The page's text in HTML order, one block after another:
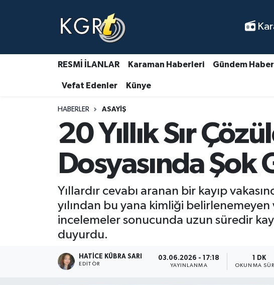
RESMİ İLANLAR Karaman Haberleri Gündem
Vefat Edenler Künye
HABERLER ASAYIŞ
20 Yıllık Sır
Dosyasında Şok
Yıllardır cevabı aranan bir kayıp
yılından bu yana kimliği
incelemeler sonucunda uzun süredir
duyurdu.
HATICE KÜBRA SARI
EDITÖR
03.06.2026 - 17:18
YAYINLANMA
1 DK
OKUNMA
Karaman Haberleri
Gündem Haberleri
Güncel Haberler
Asayiş Haberleri
Ulusal Haberler
Vefat Edenler